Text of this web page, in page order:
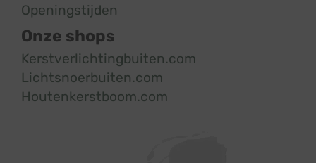
Openingstijden
Onze shops
Kerstverlichtingbuiten.com
Lichtsnoerbuiten.com
Houtenkerstboom.com